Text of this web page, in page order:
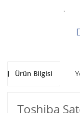
Ürün Bilgisi
Toshiba